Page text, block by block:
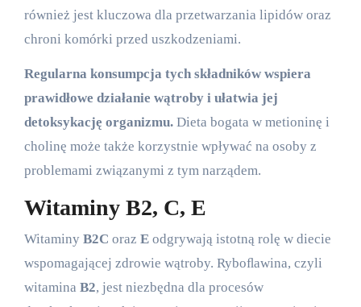
również jest kluczowa dla przetwarzania lipidów oraz
chroni komórki przed uszkodzeniami.
Regularna konsumpcja tych składników wspiera
prawidłowe działanie wątroby i ułatwia jej
detoksykację organizmu.Dieta bogata w metioninę i
cholinę może także korzystnie wpływać na osoby z
problemami związanymi z tym narządem.
Witaminy B2, C, E
Witaminy B2C oraz Eodgrywają istotną rolę w diecie
wspomagającej zdrowie wątroby. Ryboﬂawina, czyli
witamina B2, jest niezbędna dla procesów